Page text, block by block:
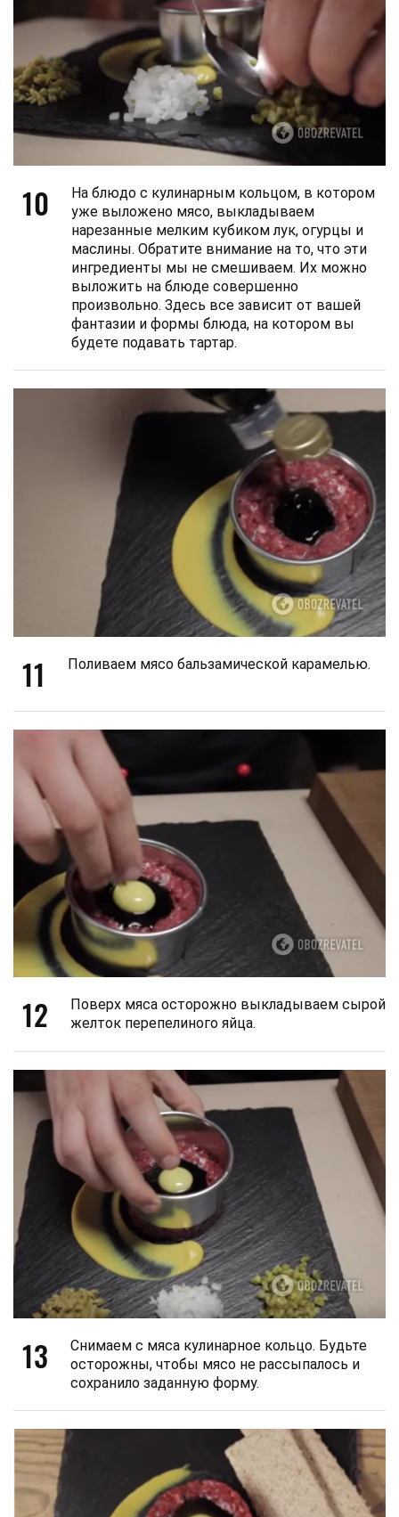
10
На блюдо с кулинарным кольцом, в котором
уже выложено мясо, выкладываем
нарезанные мелким кубиком лук, огурцы и
маслины. Обратите внимание на то, что эти
ингредиенты мы не смешиваем. Их можно
выложить на блюде совершенно
произвольно. Здесь все зависит от вашей
фантазии и формы блюда, на котором вы
будете подавать тартар.
11 Поливаем мясо бальзамической карамелью.
12
Поверх мяса осторожно выкладываем сырой
желток перепелиного яйца.
13
Снимаем с мяса кулинарное кольцо. Будьте
осторожны, чтобы мясо не рассыпалось и
сохранило заданную форму.